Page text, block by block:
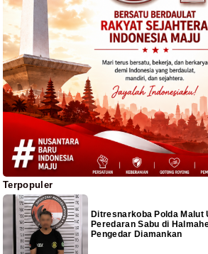
Terpopuler
Ditresnarkoba Polda Malut
Peredaran Sabu di
Pengedar Diamankan